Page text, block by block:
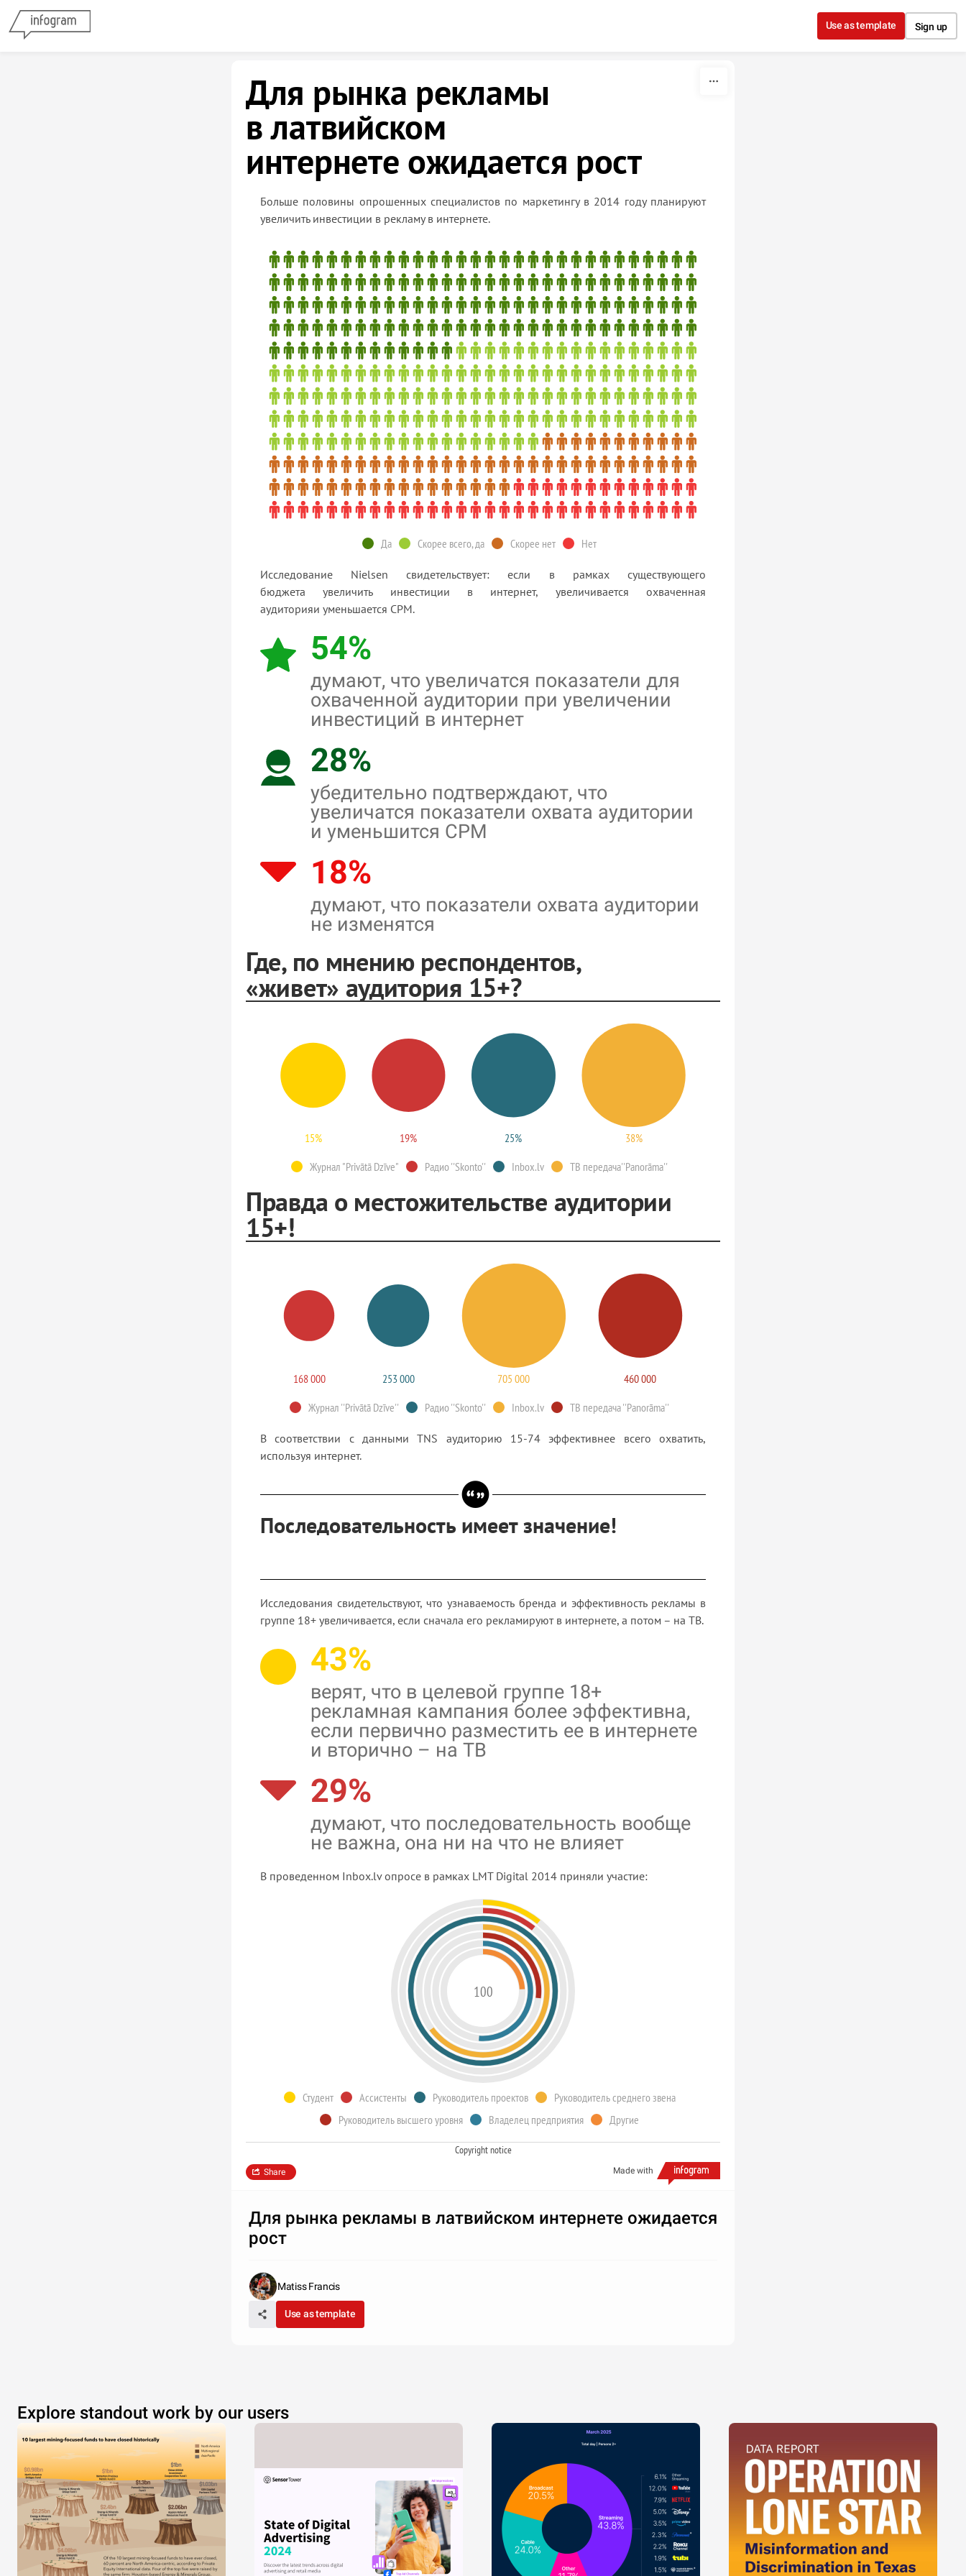
Use as template Sign up
Для рынка рекламы
в латвийском
интернете ожидается рост
Больше половины опрошенных специалистов по маркетингу в 2014 году планируют
увеличить инвестиции в рекламу в интернете.
Да Скорее всего, да Скорее нет Heт
Исследование Nielsen свидетельствует: если в рамках существующего
бюджета увеличить инвестиции в интернет, увеличивается охваченная
аудиторияи уменьшается CPM.
54%
думают, что увеличатся показатели для
охваченной аудитории при увеличении
инвестиций в интернет
28%
убедительно подтверждают, что
увеличатся показатели охвата аудитории
и уменьшится CPM
18%
думают, что показатели охвата аудитории
не изменятся
Где, по мнению респондентов,
«живет» аудитория 15+?
15% 19% 25% 38%
Журнал "Privātā Dzīve" Радио ''Skonto'' Inbox.lv ТВ передача''Panorāma''
Правда о местожительстве аудитории
15+!
168 000 253 000 705 000 460 000
Журнал ''Privātā Dzīve'' Радио ''Skonto'' Inbox.lv ТВ передача ''Panorāma''
В соответствии с данными TNS аудиторию 15-74 эффективнее всего охватить,
используя интернет.
Последовательность имеет значение!
Исследования свидетельствуют, что узнаваемость бренда и эффективность рекламы в
группе 18+ увеличивается, если сначала его рекламируют в интернете, а потом – на ТВ.
43%
верят, что в целевой группе 18+
рекламная кампания более эффективна,
если первично разместить ее в интернете
и вторично – на ТВ
29%
думают, что последовательность вообще
не важна, она ни на что не влияет
В проведенном Inbox.lv опросе в рамках LMT Digital 2014 приняли участие:
100
Студент Ассистенты Руководитель проектов
Руководитель среднего звена
Руководитель высшего уровня
Владелец предприятия Другие
Copyright notice
Made with
Share
Для рынка рекламы в латвийском интернете ожидается
рост
Matiss Francis
Use as template
Explore standout work by our users